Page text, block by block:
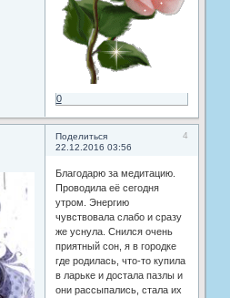
0
Поделиться
4
22.12.2016 03:56
Благодарю за медитацию.
Проводила её сегодня
утром. Энергию
чувствовала слабо и сразу
же уснула. Снился очень
приятный сон, я в городке
где родилась, что-то купила
в ларьке и достала пазлы и
они рассыпались, стала их